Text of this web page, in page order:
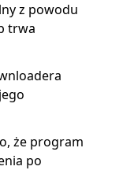
z powodu
trwa
że program
po